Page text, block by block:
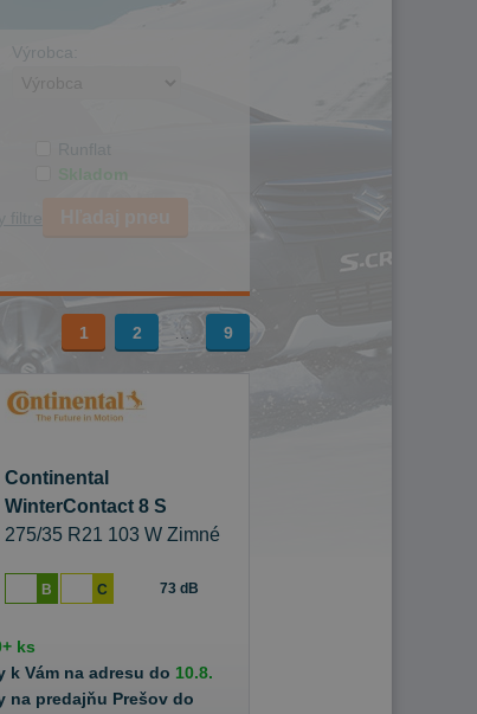
Výrobca:
1 2 9
Continental
WinterContact 8 S
275/35 R21 103 W Zimné
B C 73 dB
ks
k Vám na adresu do 10.8.
na predajňu Prešov do